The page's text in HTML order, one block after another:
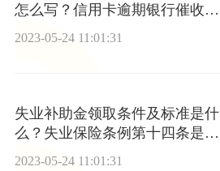
怎么写？信用卡逾期银行催收流
程
2023-05-24 11:01:31
失业补助金领取条件及标准是什
么？失业保险条例第十四条是什
2023-05-24 11:01:31